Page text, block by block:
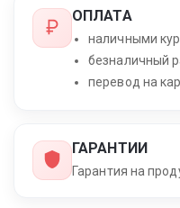
ОПЛАТА
наличными
безналичный
перевод на
ГАРАНТИИ
Гарантия на